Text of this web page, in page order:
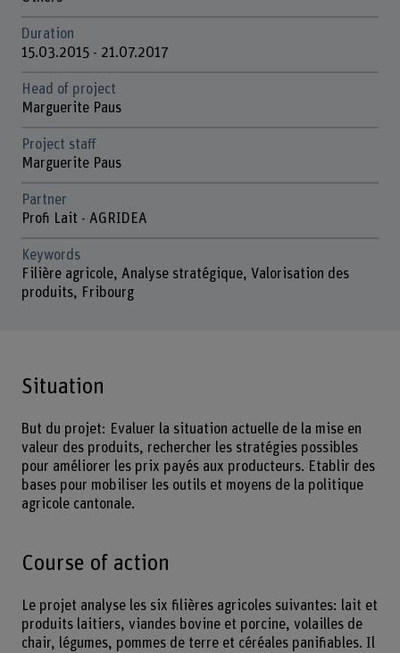
Duration
15.03.2015 - 21.07.2017
Head of project
Marguerite Paus
Project staff
Marguerite Paus
Partner
Profi Lait - AGRIDEA
Keywords
Filière agricole, Analyse stratégique, Valorisation des
produits, Fribourg
Situation
But du projet: Evaluer la situation actuelle de la mise en
valeur des produits, rechercher les stratégies possibles
pour améliorer les prix payés aux producteurs. Etablir des
bases pour mobiliser les outils et moyens de la politique
agricole cantonale.
Course of action
Le projet analyse les six filières agricoles suivantes: lait et
produits laitiers, viandes bovine et porcine, volailles de
chair, légumes, pommes de terre et céréales panifiables. Il